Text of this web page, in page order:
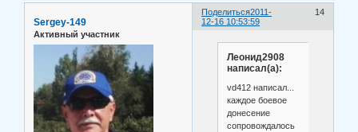
Поделиться 14
2011-
12-16 10:53:59
Sergey-149
Активный участник
Леонид2908
написал(а):
vd412 написал...
каждое боевое
донесение
сопровождалось